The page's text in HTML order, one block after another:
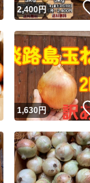
いいね！
2,400円
いいね！
1,630円